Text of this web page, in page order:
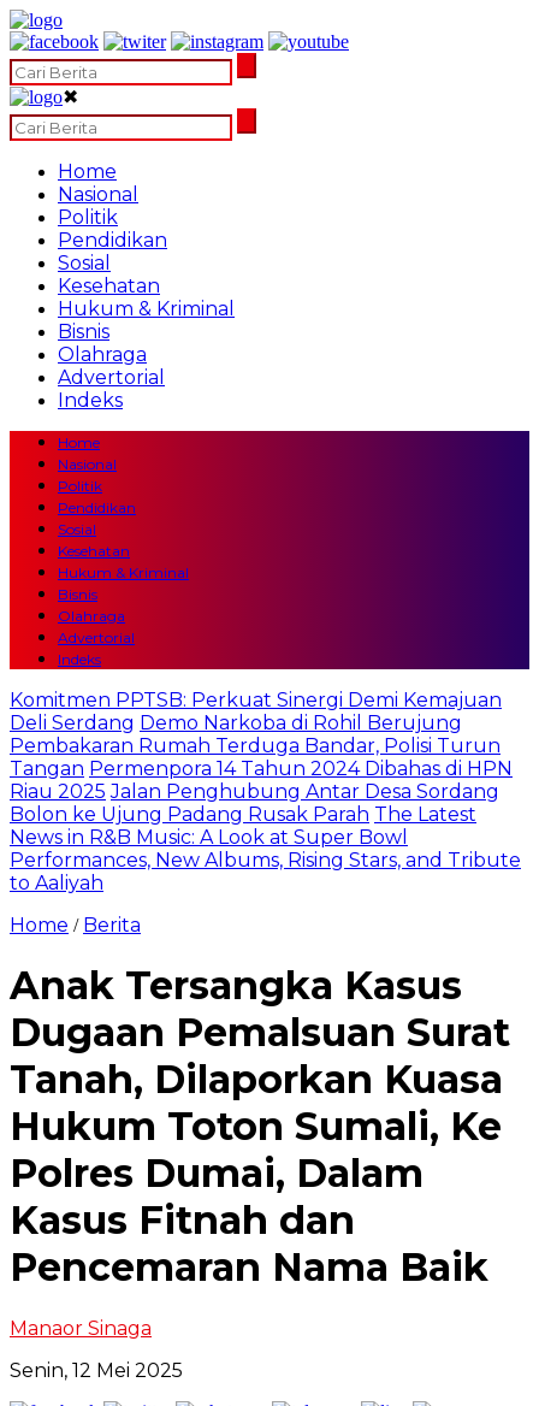
✖
Home
Nasional
Politik
Pendidikan
Sosial
Kesehatan
Hukum & Kriminal
Bisnis
Olahraga
Advertorial
Indeks
Home
Nasional
Politik
Pendidikan
Sosial
Kesehatan
Hukum & Kriminal
Bisnis
Olahraga
Advertorial
Indeks
Komitmen PPTSB: Perkuat Sinergi Demi Kemajuan
Deli Serdang Demo Narkoba di Rohil Berujung
Pembakaran Rumah Terduga Bandar, Polisi Turun
Tangan Permenpora 14 Tahun 2024 Dibahas di HPN
Riau 2025 Jalan Penghubung Antar Desa Sordang
Bolon ke Ujung Padang Rusak Parah The Latest
News in R&B Music: A Look at Super Bowl
Performances, New Albums, Rising Stars, and Tribute
to Aaliyah
Home / Berita
Anak Tersangka Kasus
Dugaan Pemalsuan Surat
Tanah, Dilaporkan Kuasa
Hukum Toton Sumali, Ke
Polres Dumai, Dalam
Kasus Fitnah dan
Pencemaran Nama Baik
Manaor Sinaga
Senin, 12 Mei 2025